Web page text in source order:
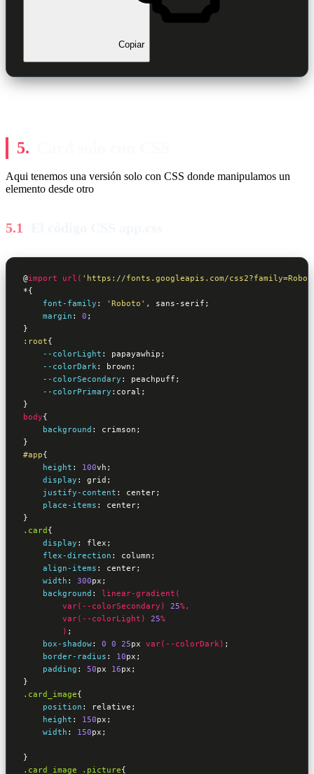
Copiar
Aqui tenemos una versión solo con CSS donde manipulamos un
elemento desde otro
@import url( 'https://fonts.googleapis.com/
*{
font-family : 'Roboto' , sans-serif ;
margin : 0
}
:root{
--colorLight : papayawhip ;
--colorDark: brown ;
--colorSecondary : peachpuff ;
--colorPrimary : coral
}
body{
background : crimson
}
#app{
height : 100vh ;
display : grid ;
justify-content : center;
place-items : center
}
.card {
display : flex ;
flex-direction : column ;
align-items : center;
width : 300px ;
background :
linear-gradient(
var(--colorSecondary)
25%,
var(--colorLight)
25%
        )
;
box-shadow: 0 0 25px var(--colorDark) ;
border-radius : 10px ;
padding : 50px 16px
}
.card_image{
position : relative ;
height : 150px ;
width : 150px ;
}
.card_image
.picture{